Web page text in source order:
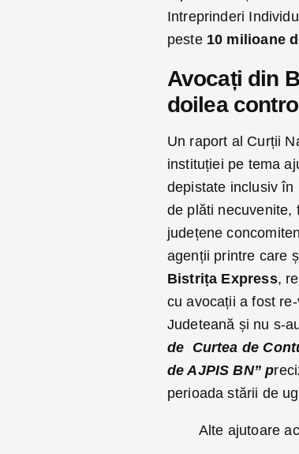
Intreprinderi
peste 10 milioane
Avocați din
doilea
Un raport al Curții
instituției pe tema
depistate inclusiv în
de plăti necuvenite,
județene
agenții printre care
Bistrița Express,
cu avocații a fost
Judeteană și nu s-
de Curtea de
de AJPIS BN” p
perioada stării de
Alte ajutoare